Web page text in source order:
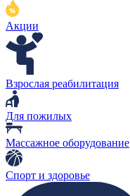
Акции
Взрослая реабилитация
Для пожилых
Массажное оборудование
Спорт и здоровье